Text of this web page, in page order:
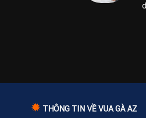
✹ THÔNG TIN VỀ VUA GÀ AZ